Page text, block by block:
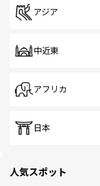
アジア
中近東
アフリカ
日本
人気スポット